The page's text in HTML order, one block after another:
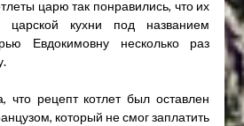
царю так понравились, что их
кухни под названием
Евдокимовну несколько раз
что рецепт котлет был оставлен
который не смог заплатить